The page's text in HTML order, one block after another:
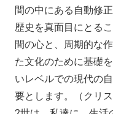
間の中にある自動修
歴史を真面目にとる
間の心と、周期的な
た文化のために基礎を
いレベルでの現代の
要とします。（クリ